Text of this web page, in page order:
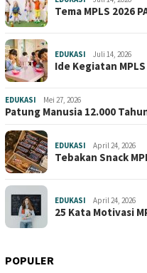
Tema MPLS 2026
EDUKASI Juli 14, 2026
Ide Kegiatan
EDUKASI Mei 27, 2026
Patung Manusia 12.000
EDUKASI April 24, 2026
Tebakan Snack
EDUKASI April 24, 2026
25 Kata Motivasi
POPULER